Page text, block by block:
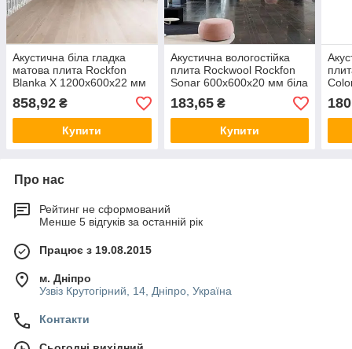
Акустична біла гладка
матова плита Rockfon
Blanka X 1200x600x22 мм
із прихованою системою
858,92 ₴
Купити
Акустична вологостійка
плита Rockwool Rockfon
Sonar 600x600x20 мм біла
183,65₴
Купити
сіра
Про нас
Рейтинг не сформований
Менше 5 відгуків за останній рік
Працює з 19.08.2015
м. Дніпро
Узвіз Крутогірний, 14, Дніпро, Україна
Контакти